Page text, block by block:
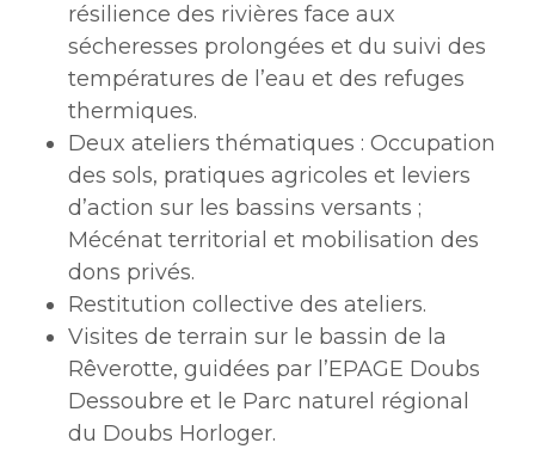
résilience des rivières face aux
sécheresses prolongées et du suivi des
températures de l’eau et des refuges
thermiques.
Deux ateliers thématiques : Occupation
des sols, pratiques agricoles et leviers
d’action sur les bassins versants ;
Mécénat territorial et mobilisation des
dons privés.
Restitution collective des ateliers.
Visites de terrain sur le bassin de la
Rêverotte, guidées par l’EPAGE Doubs
Dessoubre et le Parc naturel régional
du Doubs Horloger.